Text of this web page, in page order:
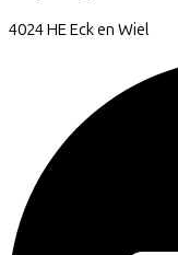
4024 HE Eck en Wiel